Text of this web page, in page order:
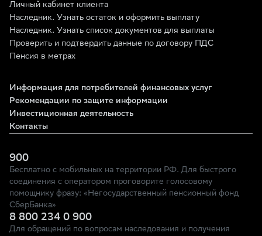
Личный кабинет клиента
Наследник. Узнать остаток и оформить выплату
Наследник. Узнать список документов для выплаты
Проверить и подтвердить данные по договору ПДС
Пенсия в метрах
Информация для потребителей финансовых услуг
Рекомендации по защите информации
Инвестиционная деятельность
Контакты
900
Бесплатно с мобильных на территории РФ. Для быстрого
соединения с оператором проговорите голосовому
помощнику фразу: «Негосударственный пенсионный фонд
СберБанка»
8 800 234 0 900
Для обращений по вопросам наследования и получения